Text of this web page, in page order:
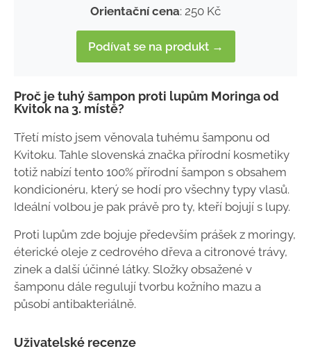
Orientační cena: 250 Kč
Podívat se na produkt →
Proč je tuhý šampon proti lupům Moringa od
Kvitok na 3. místě?
Třetí místo jsem věnovala tuhému šamponu od
Kvitoku. Tahle slovenská značka přírodní kosmetiky
totiž nabízí tento 100% přírodní šampon s obsahem
kondicionéru, který se hodí pro všechny typy vlasů.
Ideální volbou je pak právě pro ty, kteří bojují s lupy.
Proti lupům zde bojuje především prášek z moringy,
éterické oleje z cedrového dřeva a citronové trávy,
zinek a další účinné látky. Složky obsažené v
šamponu dále regulují tvorbu kožního mazu a
působí antibakteriálně.
Uživatelské recenze